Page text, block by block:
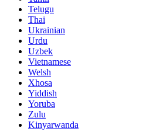
Telugu
Thai
Ukrainian
Urdu
Uzbek
Vietnamese
Welsh
Xhosa
Yiddish
Yoruba
Zulu
Kinyarwanda